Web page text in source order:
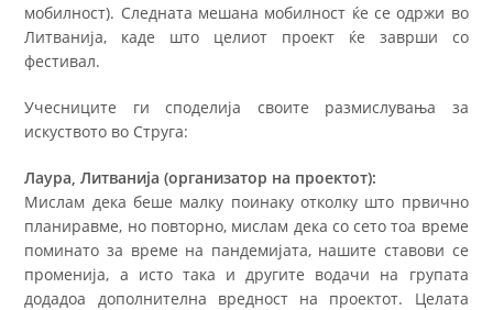
мобилност). Следната мешана мобилност ќе се одржи во
Литванија, каде што целиот проект ќе заврши со
фестивал.
Учесниците ги споделија своите размислувања за
искуството во Струга:
Лаура, Литванија (организатор на проектот):
Мислам дека беше малку поинаку отколку што првично
планиравме, но повторно, мислам дека со сето тоа време
поминато за време на пандемијата, нашите ставови се
променија, а исто така и другите водачи на групата
додадоа дополнителна вредност на проектот. Целата